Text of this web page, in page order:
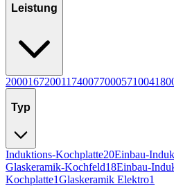
Leistung
200016720011 740077000571004
Typ
Induktions-Kochplatte20Einbau-
Glaskeramik-Kochfeld18Einbau-
Kochplatte1Glaskeramik Elektro1